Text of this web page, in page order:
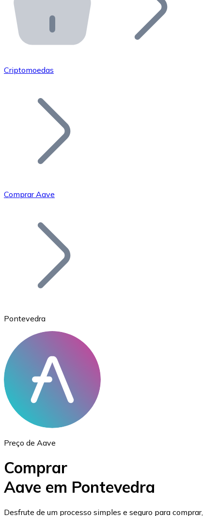
API Bitnovo
Integre nossa API no seu ecossistema.
Junte-se à nossa rede de revendedores e comercialize
Adicione o token do seu projeto ao nosso serviço de
Bitcoin
Ethereum
ETH
USD Coin
Criptomoedas
Comprar Aave
Pontevedra
Preço de Aave
Comprar
Aave em Pontevedra
Desfrute de um processo simples e seguro para comprar,